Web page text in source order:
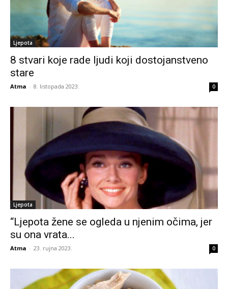
Ljepota
8 stvari koje rade ljudi koji dostojanstveno
stare
Atma - 8. listopada 2023. 0
Ljepota
“Ljepota žene se ogleda u njenim očima, jer
su ona vrata...
Atma - 23. rujna 2023. 0